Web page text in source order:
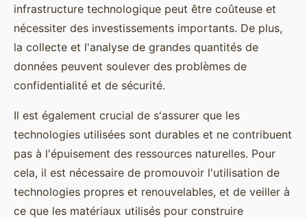
infrastructure technologique peut être coûteuse et
nécessiter des investissements importants. De plus,
la collecte et l'analyse de grandes quantités de
données peuvent soulever des problèmes de
confidentialité et de sécurité.
Il est également crucial de s'assurer que les
technologies utilisées sont durables et ne contribuent
pas à l'épuisement des ressources naturelles. Pour
cela, il est nécessaire de promouvoir l'utilisation de
technologies propres et renouvelables, et de veiller à
ce que les matériaux utilisés pour construire